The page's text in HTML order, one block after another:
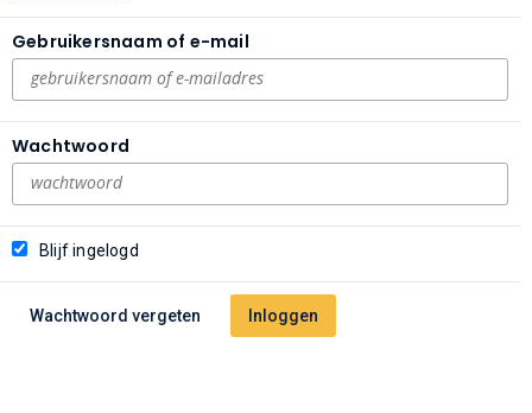
Gebruikersnaam of e-mail
Wachtwoord
Blijf ingelogd
Wachtwoord vergeten